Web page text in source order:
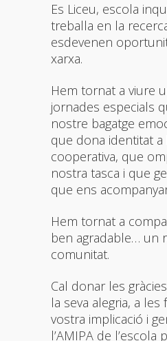
Es Liceu, escola
treballa en la
esdevenen
xarxa.
Hem tornat a viure
jornades especials
nostre bagatge
que dona identitat a
cooperativa, que
nostra tasca i que
que ens
Hem tornat a
ben agradable… un
comunitat.
Cal donar les
la seva alegria, a
vostra implicació i
l’AMIPA de l’escola